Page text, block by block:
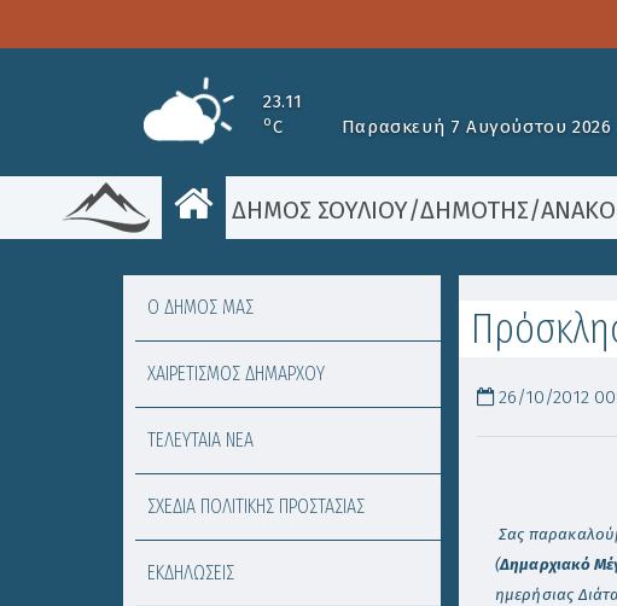
23.11
oC Παρασκευή 7 Αυγούστου 2026
ΔΗΜΟΣ ΣΟΥΛΙΟΥ/ΔΗΜΟΤΗΣ/
26/10/2012
Σας
(Δημαρχιακό
ημερήσιας
Ο ΔΗΜΟΣ ΜΑΣ
ΧΑΙΡΕΤΙΣΜΟΣ ΔΗΜΑΡΧΟΥ
ΤΕΛΕΥΤΑΙΑ ΝΕΑ
ΣΧΕΔΙΑ ΠΟΛΙΤΙΚΗΣ ΠΡΟΣΤΑΣΙΑΣ
ΕΚΔΗΛΩΣΕΙΣ